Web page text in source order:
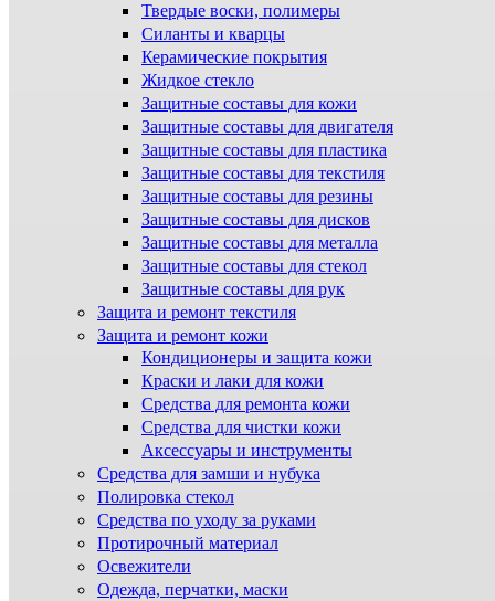
Твердые воски, полимеры
Силанты и кварцы
Керамические покрытия
Жидкое стекло
Защитные составы для кожи
Защитные составы для двигателя
Защитные составы для пластика
Защитные составы для текстиля
Защитные составы для резины
Защитные составы для дисков
Защитные составы для металла
Защитные составы для стекол
Защитные составы для рук
Защита и ремонт текстиля
Защита и ремонт кожи
Кондиционеры и защита кожи
Краски и лаки для кожи
Средства для ремонта кожи
Средства для чистки кожи
Аксессуары и инструменты
Средства для замши и нубука
Полировка стекол
Средства по уходу за руками
Протирочный материал
Освежители
Одежда, перчатки, маски